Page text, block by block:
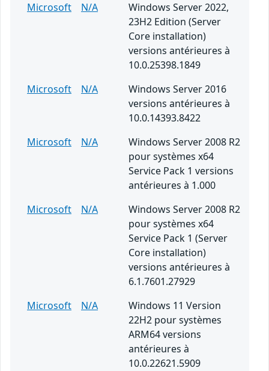
Microsoft
N/A
Windows Server 2022,
23H2 Edition (Server
Core installation)
versions antérieures à
10.0.25398.1849
Microsoft
N/A
Windows Server 2016
versions antérieures à
10.0.14393.8422
Microsoft
N/A
Windows Server 2008 R2
pour systèmes x64
Service Pack 1 versions
antérieures à 1.000
Microsoft
N/A
Windows Server 2008 R2
pour systèmes x64
Service Pack 1 (Server
Core installation)
versions antérieures à
6.1.7601.27929
Microsoft
N/A
Windows 11 Version
22H2 pour systèmes
ARM64 versions
antérieures à
10.0.22621.5909